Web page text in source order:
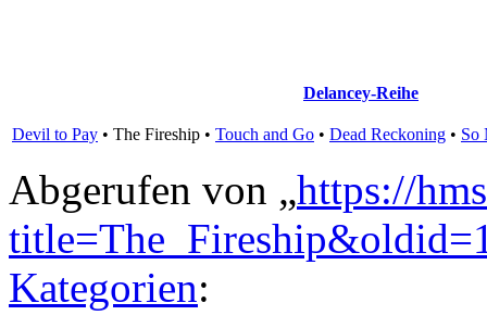
Delancey-Reihe
Devil to Pay • The Fireship • Touch and Go • Dead Reckoning • So
Abgerufen von „https://
Kategorien: